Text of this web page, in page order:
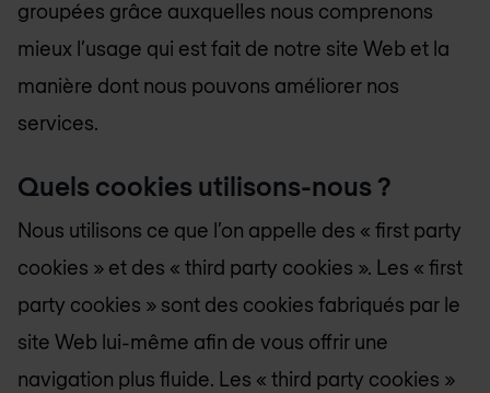
groupées grâce auxquelles nous comprenons
mieux l’usage qui est fait de notre site Web et la
manière dont nous pouvons améliorer nos
services.
Quels cookies utilisons-nous ?
Nous utilisons ce que l’on appelle des « first party
cookies » et des « third party cookies ». Les « first
party cookies » sont des cookies fabriqués par le
site Web lui-même afin de vous offrir une
navigation plus fluide. Les « third party cookies »